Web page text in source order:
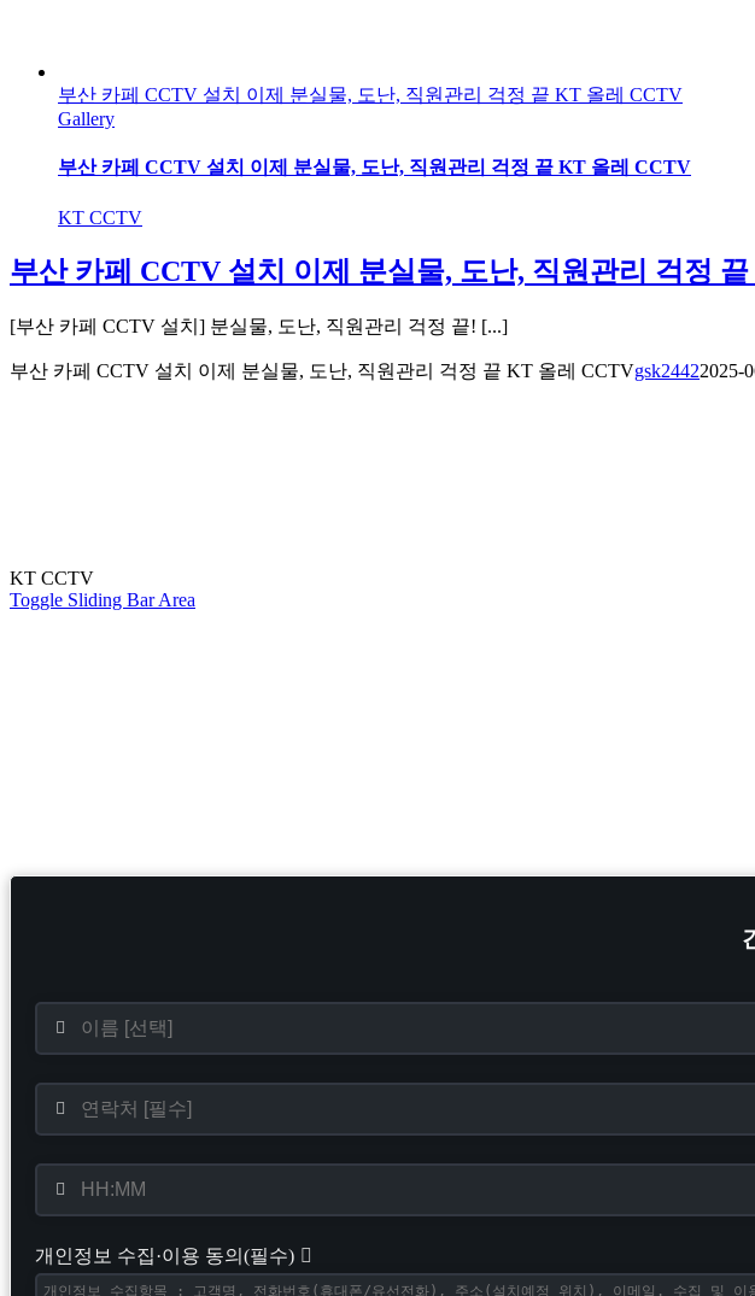
부산 카페 CCTV 설치 이제 분실물, 도난, 직원관리 걱정 끝 KT 올레 CCTV
Gallery
부산 카페 CCTV 설치 이제 분실물, 도난, 직원관리 걱정 끝 KT 올레 CCTV
KT CCTV
부산 카페 CCTV 설치 이제 분실물, 도난, 직원관리 걱정
[부산 카페 CCTV 설치] 분실물, 도난, 직원관리 걱정 끝! [...]
부산 카페 CCTV 설치 이제 분실물, 도난, 직원관리 걱정 끝 KT 올레 CCTVgsk24422025-
KT CCTV
Toggle Sliding Bar Area
개인정보 수집·이용 동의(필수)